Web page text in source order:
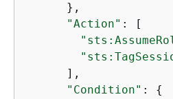
      },
"Action" : [
      ],
"Condition" : {